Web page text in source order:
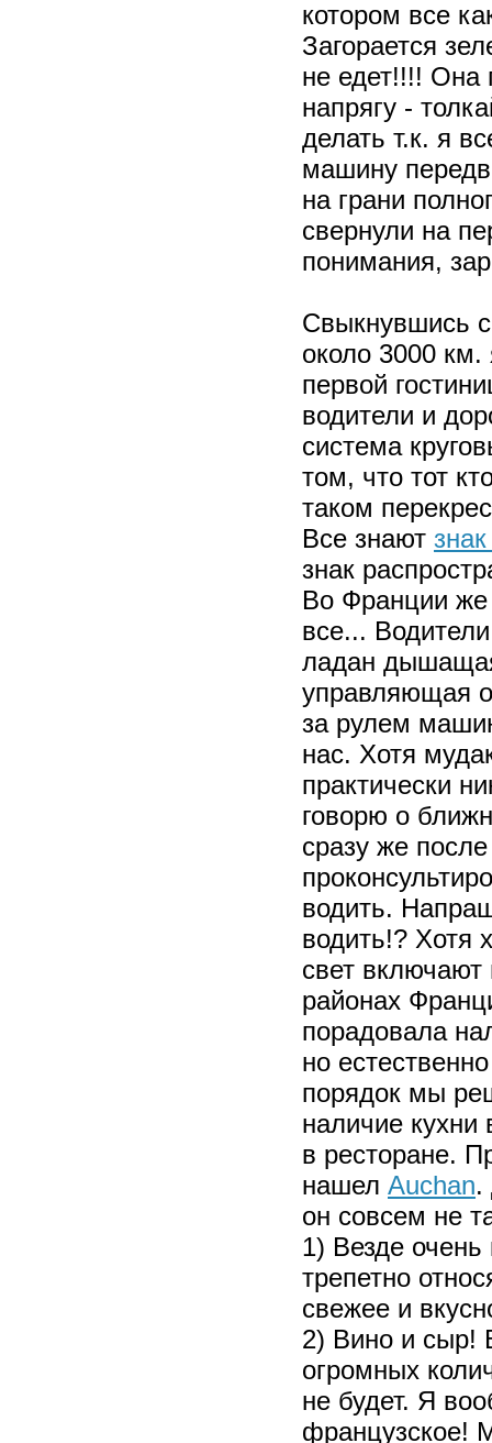
котором все
Загорается
не едет!!!! Она
напрягу -
делать т.к. я
машину
на грани
свернули на
понимания,
Свыкнувшись
около 3000 км.
первой
водители и
система
том, что тот
таком
Все знают
знак
Во Франции же
все...
ладан
управляющая
за рулем
нас. Хотя
практически
говорю о
сразу же
водить.
водить!? Хотя
свет
районах
порадовала
но
порядок мы
наличие
в ресторане.
нашел Auchan.
он совсем не
1) Везде
трепетно
свежее и
2) Вино и сыр!
огромных
не будет. Я
французское!